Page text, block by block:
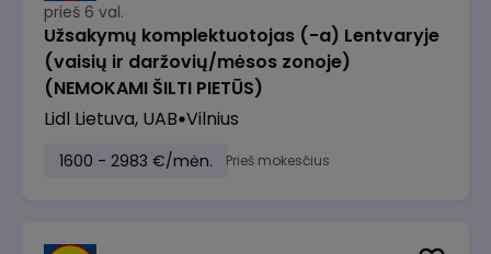
prieš 6 val.
Užsakymų komplektuotojas (-a) Lentvaryje
(vaisių ir daržovių/mėsos zonoje)
(NEMOKAMI ŠILTI PIETŪS)
Lidl Lietuva, UAB Vilnius
1600 - 2983 €/mėn. Prieš mokesčius